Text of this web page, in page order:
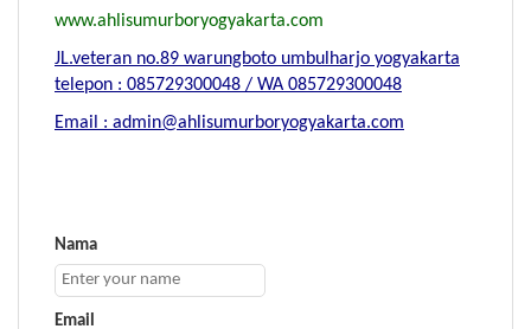
www.ahlisumurboryogyakarta.com
JL.veteran no.89 warungboto umbulharjo yogyakarta
telepon : 085729300048 / WA 085729300048
Email : admin@ahlisumurboryogyakarta.com
Nama
Email